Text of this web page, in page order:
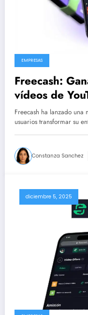
EMPRESAS
Freecash:
vídeos de
divertida y
Freecash ha lanzado
usuarios transformar su
Constanza Sanchez
diciembre 5, 2025